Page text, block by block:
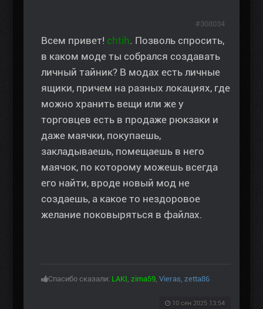
Всем привет! chtih. Позволь спросить,
в каком моде ты собрался создавать
личный тайник? В модах есть личные
ящики, причем на разных локациях, где
можно хранить вещи или же у
торговцев есть в продаже рюкзаки и
даже маячки, покупаешь,
закладываешь, помещаешь в него
маячок, по которому можешь всегда
его найти, вроде новый мод не
создаешь, а какое то нездоровое
желание поковыряться в файлах.
Спасибо сказали: LAKI zima59 Vieras zetta86
10 сен 2025 13:54
#308034